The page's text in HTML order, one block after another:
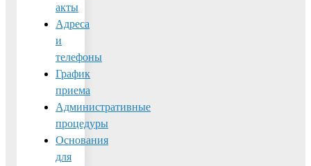
акты
Адреса
и
телефоны
График
приема
Административные
процедуры
Основания
для